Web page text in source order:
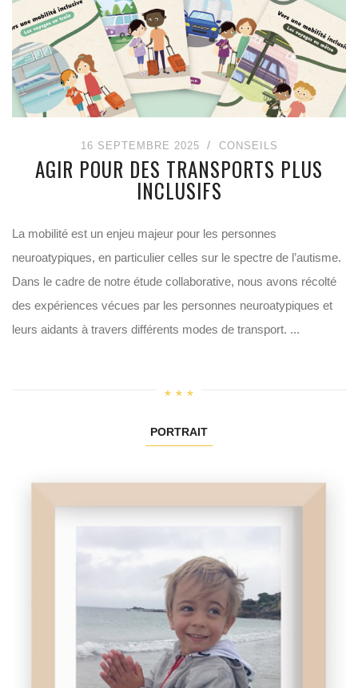
16 SEPTEMBRE 2025 CONSEILS
AGIR POUR DES TRANSPORTS PLUS
INCLUSIFS
La mobilité est un enjeu majeur pour les personnes
neuroatypiques, en particulier celles sur le spectre de l’autisme.
Dans le cadre de notre étude collaborative, nous avons récolté
des expériences vécues par les personnes neuroatypiques et
leurs aidants à travers différents modes de transport. ...
PORTRAIT